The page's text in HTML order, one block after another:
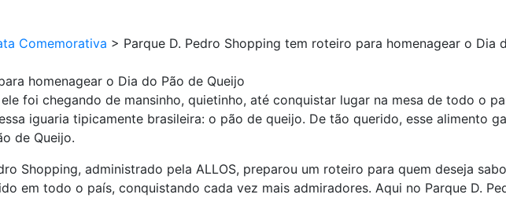
Comemorativa > Parque D. Pedro Shopping tem roteiro para homenagear o Dia
homenagear o Dia do Pão de Queijo
foi chegando de mansinho, quietinho, até conquistar lugar na mesa de todo o
iguaria tipicamente brasileira: o pão de queijo. De tão querido, esse alimento
de Queijo.
Shopping, administrado pela ALLOS, preparou um roteiro para quem deseja
em todo o país, conquistando cada vez mais admiradores. Aqui no Parque D.